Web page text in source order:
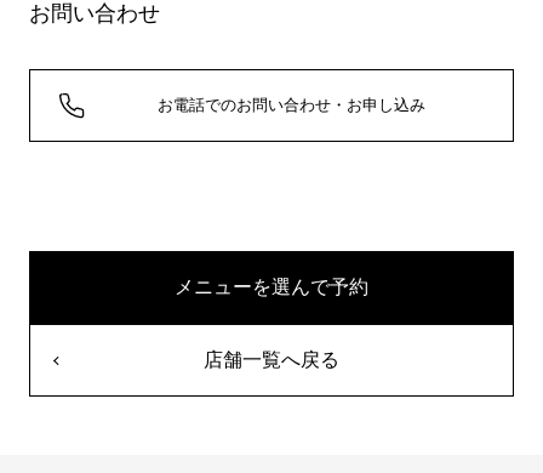
お問い合わせ
お電話でのお問い合わせ・お申し込み
メニューを選んで予約
店舗一覧へ戻る